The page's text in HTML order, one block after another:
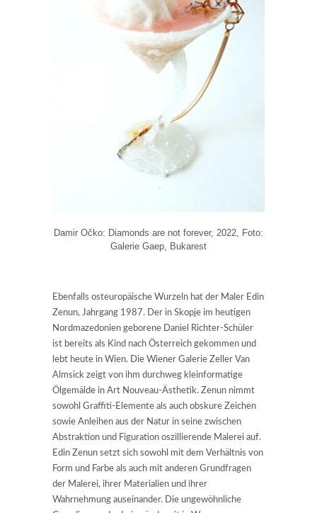
Damir Očko: Diamonds are not forever, 2022, Foto:
Galerie Gaep, Bukarest
Ebenfalls osteuropäische Wurzeln hat der Maler Edin
Zenun, Jahrgang 1987. Der in Skopje im heutigen
Nordmazedonien geborene Daniel Richter-Schüler
ist bereits als Kind nach Österreich gekommen und
lebt heute in Wien. Die Wiener Galerie Zeller Van
Almsick zeigt von ihm durchweg kleinformatige
Ölgemälde in Art Nouveau-Ästhetik. Zenun nimmt
sowohl Graffiti-Elemente als auch obskure Zeichen
sowie Anleihen aus der Natur in seine zwischen
Abstraktion und Figuration oszillierende Malerei auf.
Edin Zenun setzt sich sowohl mit dem Verhältnis von
Form und Farbe als auch mit anderen Grundfragen
der Malerei, ihrer Materialien und ihrer
Wahrnehmung auseinander. Die ungewöhnliche